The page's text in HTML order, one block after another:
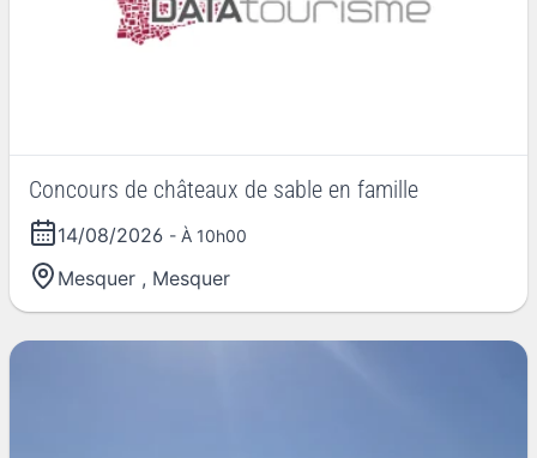
Concours de châteaux de sable en famille
14/08/2026 - À 10h00
Mesquer , Mesquer